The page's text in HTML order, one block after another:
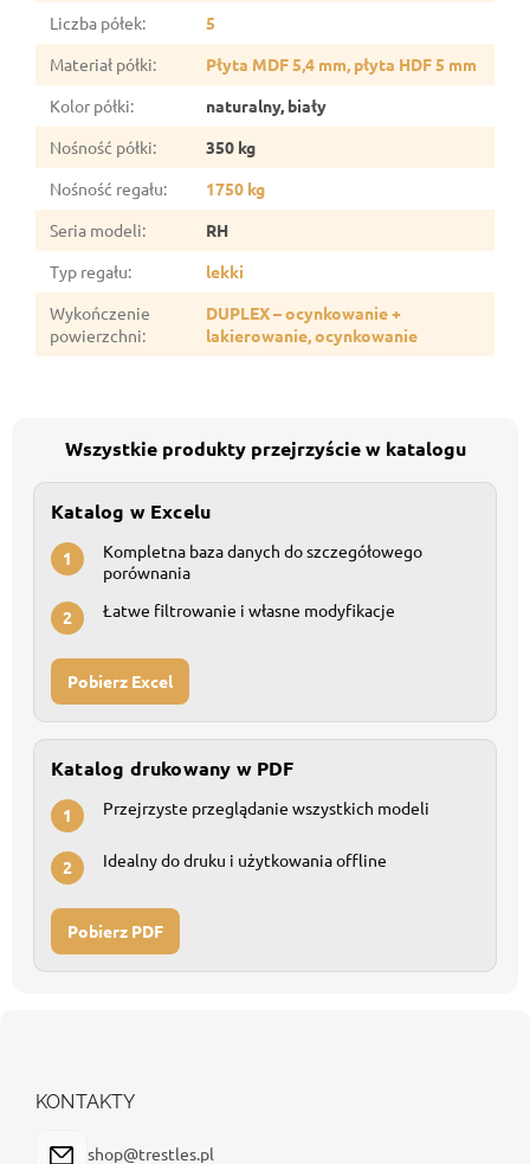
Liczba półek:
5
Materiał półki:
Płyta MDF 5,4 mm, płyta HDF 5 mm
Kolor półki:
naturalny, biały
Nośność półki:
350 kg
Nośność regału:
1750 kg
Seria modeli:
RH
Typ regału:
lekki
Wykończenie
powierzchni:
DUPLEX – ocynkowanie +
lakierowanie, ocynkowanie
Wszystkie produkty przejrzyście w katalogu
Katalog w Excelu
1
Kompletna baza danych do szczegółowego
porównania
2 Łatwe filtrowanie i własne modyfikacje
Pobierz Excel
Katalog drukowany w PDF
1 Przejrzyste przeglądanie wszystkich modeli
2 Idealny do druku i użytkowania offline
Pobierz PDF
KONTAKTY
shop@trestles.pl